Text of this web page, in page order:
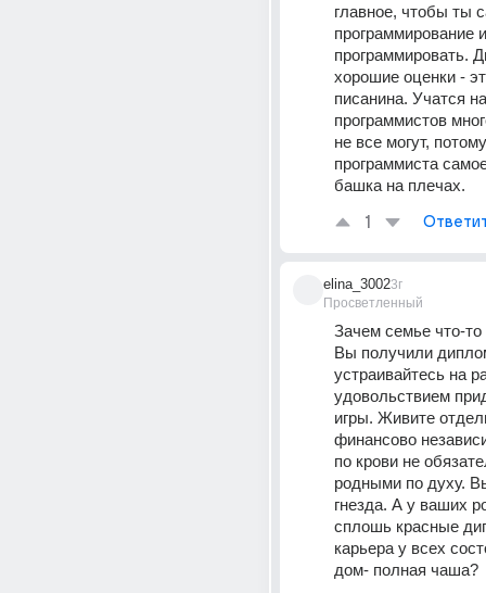
главное, чтобы ты
программирование
программировать.
хорошие оценки -
писанина. Учатся на
программистов
не все могут,
программиста
башка на плечах.
1
elina_3002
Просветленный
3г
Зачем семье что-то
Вы получили
устраивайтесь на
удовольствием
игры. Живите
финансово
по крови не
родными по духу.
гнезда. А у ваших
сплошь красные
карьера у всех
дом- полная чаша?